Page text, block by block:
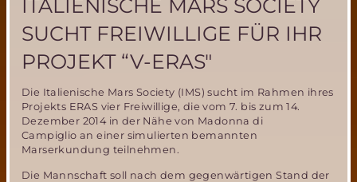
Schwerlastrakete
ITALIENISCHE MARS SOCIETY
SUCHT FREIWILLIGE FÜR IHR
PROJEKT “V-ERAS″
Die Italienische Mars Society (IMS) sucht im Rahmen ihres
Projekts ERAS vier Freiwillige, die vom 7. bis zum 14.
Dezember 2014 in der Nähe von Madonna di
Campiglio an einer simulierten bemannten
Marserkundung teilnehmen.
Die Mannschaft soll nach dem gegenwärtigen Stand der